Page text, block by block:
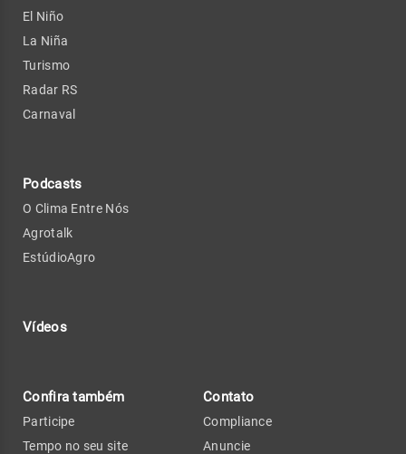
El Niño
La Niña
Turismo
Radar RS
Carnaval
Podcasts
O Clima Entre Nós
Agrotalk
EstúdioAgro
Vídeos
Confira também
Participe
Tempo no seu site
Contato
Compliance
Anuncie